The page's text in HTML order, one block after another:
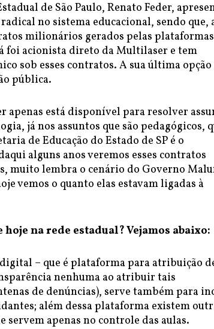
de São Paulo, Renato Feder,
no sistema educacional, sendo que,
milionários gerados pelas
foi acionista direto da Multilaser e tem
sob esses contratos. A sua última opção
pública.
apenas está disponível para resolver
já nos assuntos que são pedagógicos,
de Educação do Estado de SP é o
alguns anos veremos esses contratos
muito lembra o cenário do Governo
vemos o quanto elas estavam ligadas à
na rede estadual? Vejamos abaixo:
– que é plataforma para atribuição
nenhuma ao atribuir tais
de denúncias), serve também para
além dessa plataforma existem
servem apenas no controle das aulas.